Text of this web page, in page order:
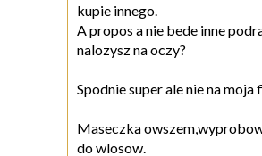
kupie innego.
A propos a nie bede inne
nalozysz na oczy?
Spodnie super ale nie na moja
Maseczka
do wlosow.